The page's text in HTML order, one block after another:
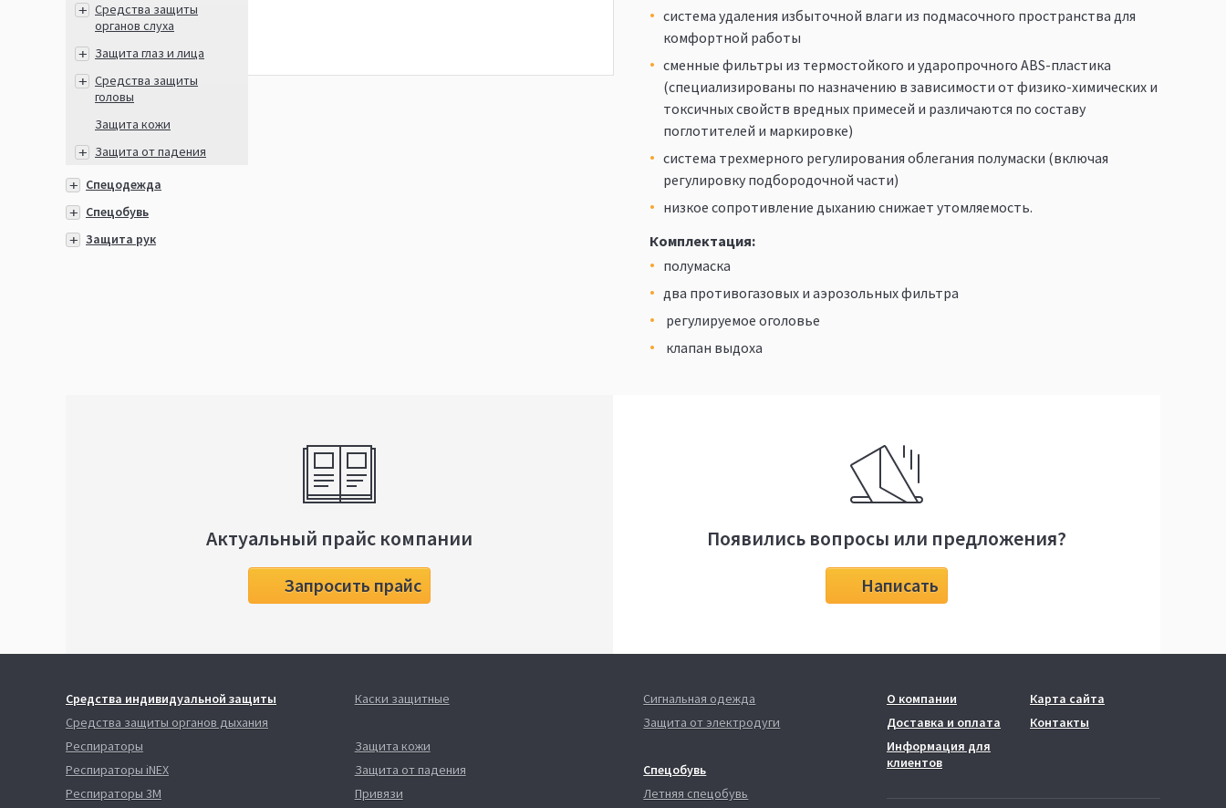
Средства защиты
органов слуха
Защита глаз и лица
Средства защиты
головы
Защита кожи
Защита от падения
Спецодежда
Спецобувь
Защита рук
система удаления избыточной влаги из подмасочного пространства для
комфортной работы
сменные фильтры из термостойкого и ударопрочного ABS-пластика
(специализированы по назначению в зависимости от физико-химических и
токсичных свойств вредных примесей и различаются по составу
поглотителей и маркировке)
система трехмерного регулирования облегания полумаски (включая
регулировку подбородочной части)
низкое сопротивление дыханию снижает утомляемость.
Комплектация:
полумаска
два противогазовых и аэрозольных фильтра
регулируемое оголовье
клапан выдоха
Актуальный прайс компании
Запросить прайс
Появились вопросы или предложения?
Написать
Средства индивидуальной защиты
Средства защиты органов дыхания
Респираторы
Респираторы iNEX
Респираторы 3М
Каски защитные
Защита кожи
Защита от падения
Привязи
Сигнальная одежда
Защита от электродуги
Спецобувь
Летняя спецобувь
О компании
Доставка и оплата
Информация для
клиентов
Карта сайта
Контакты